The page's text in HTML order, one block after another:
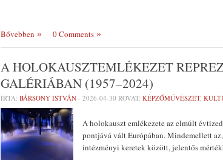
Bővebben 0 Comments
A HOLOKAUSZTEMLÉKEZET
GALÉRIÁBAN (1957–2024)
ÍRTA: BÁRSONY ISTVÁN - 2026-04-30 ROVAT: KÉPZŐMŰVÉSZET,
A holokauszt emlékezete az elmúlt
pontjává vált Európában. Mindemellett
intézményi keretek között, jelentős